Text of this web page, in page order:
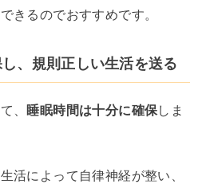
きるのでおすすめです。
、規則正しい生活を送る
、 睡眠時間は十分に確保しま
活によって自律神経が整い、